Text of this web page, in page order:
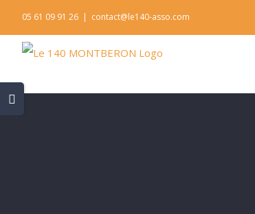
to
content
05 61 09 91 26 | contact@le140-asso.com
Toggle
Sliding